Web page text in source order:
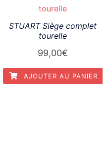
STUART Siège complet
tourelle
99,00€
AJOUTER AU PANIER